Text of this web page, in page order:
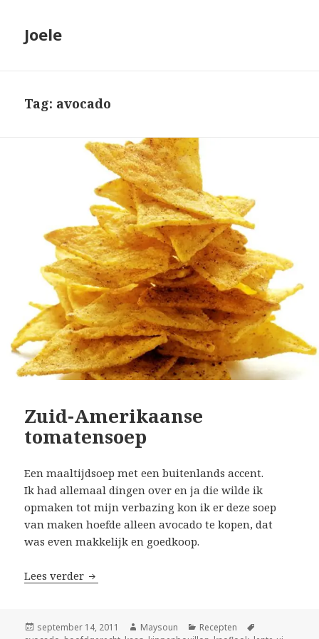
Joele
Tag: avocado
Zuid-Amerikaanse
tomatensoep
Een maaltijdsoep met een buitenlands accent.
Ik had allemaal dingen over en ja die wilde ik
opmaken tot mijn verbazing kon ik er deze soep
van maken hoefde alleen avocado te kopen, dat
was even makkelijk en goedkoop.
Lees verder Zuid-Amerikaanse tomatensoep
Geplaatst
september 14, 2011 Auteur
Maysoun Categorieën
Recepten